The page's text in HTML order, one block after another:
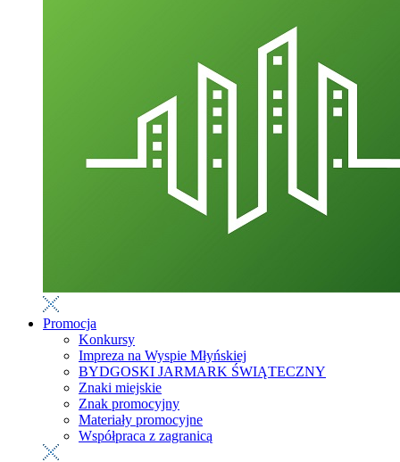
Promocja
Konkursy
Impreza na Wyspie Młyńskiej
BYDGOSKI JARMARK ŚWIĄTECZNY
Znaki miejskie
Znak promocyjny
Materiały promocyjne
Współpraca z zagranicą